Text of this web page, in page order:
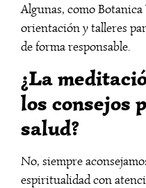
Algunas, como
orientación y talleres
de forma responsable.
¿La
los consejos
salud?
No, siempre
espiritualidad con